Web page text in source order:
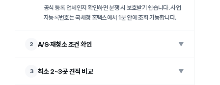
공식 등록 업체인지 확인하면 분쟁 시 보호받기 쉽습니다. 사업
자등록번호는 국세청 홈택스에서 1분 안에 조회 가능합니다.
2 A/S·재청소 조건 확인 ▼
3 최소 2~3곳 견적 비교 ▼